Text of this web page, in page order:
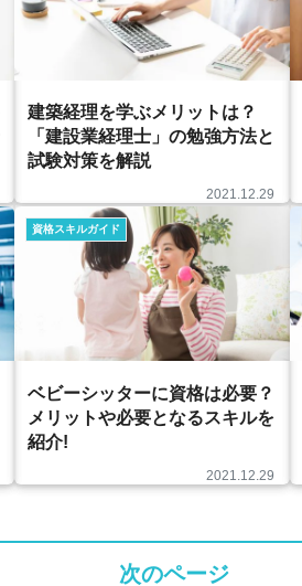
建築経理を学ぶメリットは？
「建設業経理士」の勉強方法と
試験対策を解説
2021.12.29
資格スキルガイド
ベビーシッターに資格は必要？
メリットや必要となるスキルを
紹介!
2021.12.29
次のページ